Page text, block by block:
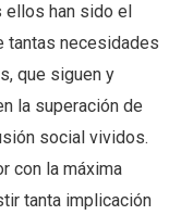
ellos han sido el
tantas necesidades
que siguen y
la superación de
social vividos.
con la máxima
tanta implicación